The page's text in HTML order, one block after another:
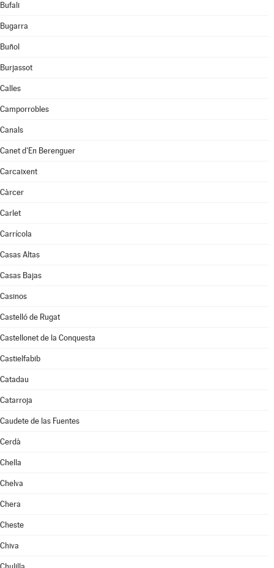
Bufali
Bugarra
Buñol
Burjassot
Calles
Camporrobles
Canals
Canet d'En Berenguer
Carcaixent
Càrcer
Carlet
Carrícola
Casas Altas
Casas Bajas
Casinos
Castelló de Rugat
Castellonet de la Conquesta
Castielfabib
Catadau
Catarroja
Caudete de las Fuentes
Cerdà
Chella
Chelva
Chera
Cheste
Chiva